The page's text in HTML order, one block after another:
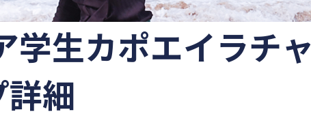
学生カポエイラチャ
細